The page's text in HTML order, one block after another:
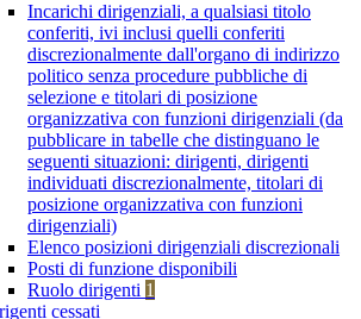
Incarichi dirigenziali, a qualsiasi titolo
conferiti, ivi inclusi quelli conferiti
discrezionalmente dall'organo di indirizzo
politico senza procedure pubbliche di
selezione e titolari di posizione
organizzativa con funzioni dirigenziali (da
pubblicare in tabelle che distinguano le
seguenti situazioni: dirigenti, dirigenti
individuati discrezionalmente, titolari di
posizione organizzativa con funzioni
dirigenziali)
Elenco posizioni dirigenziali discrezionali
Posti di funzione disponibili
Ruolo dirigenti 1
cessati